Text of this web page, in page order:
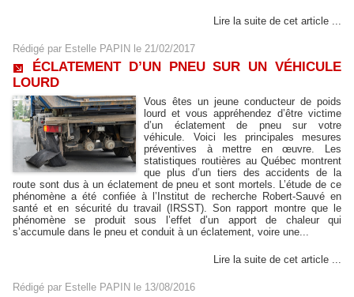
Lire la suite de cet article ...
Rédigé par Estelle PAPIN le 21/02/2017
ÉCLATEMENT D’UN PNEU SUR UN VÉHICULE
LOURD
Vous êtes un jeune conducteur de poids
lourd et vous appréhendez d’être victime
d’un éclatement de pneu sur votre
véhicule. Voici les principales mesures
préventives à mettre en œuvre. Les
statistiques routières au Québec montrent
que plus d’un tiers des accidents de la
route sont dus à un éclatement de pneu et sont mortels. L’étude de ce
phénomène a été confiée à l’Institut de recherche Robert-Sauvé en
santé et en sécurité du travail (IRSST). Son rapport montre que le
phénomène se produit sous l’effet d’un apport de chaleur qui
s’accumule dans le pneu et conduit à un éclatement, voire une...
Lire la suite de cet article ...
Rédigé par Estelle PAPIN le 13/08/2016